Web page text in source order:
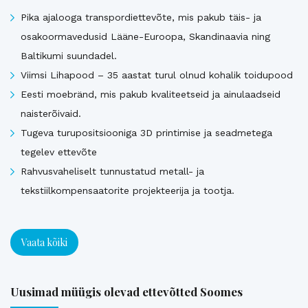
Pika ajalooga transpordiettevõte, mis pakub täis- ja
osakoormavedusid Lääne-Euroopa, Skandinaavia ning
Baltikumi suundadel.
Viimsi Lihapood – 35 aastat turul olnud kohalik toidupood
Eesti moebränd, mis pakub kvaliteetseid ja ainulaadseid
naisterõivaid.
Tugeva turupositsiooniga 3D printimise ja seadmetega
tegelev ettevõte
Rahvusvaheliselt tunnustatud metall- ja
tekstiilkompensaatorite projekteerija ja tootja.
Vaata kõiki
Uusimad müügis olevad ettevõtted Soomes